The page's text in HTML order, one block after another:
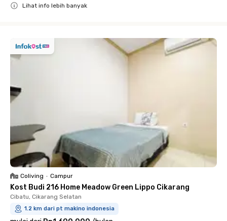
Lihat info lebih banyak
Coliving • Campur
Kost Budi 216 Home Meadow Green Lippo Cikarang
Cibatu, Cikarang Selatan
1.2 km dari pt makino indonesia